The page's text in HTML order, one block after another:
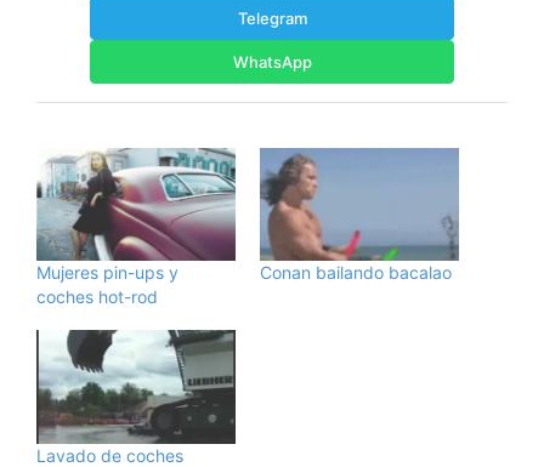
Telegram
WhatsApp
Mujeres pin-ups y
coches hot-rod
Conan bailando bacalao
Lavado de coches